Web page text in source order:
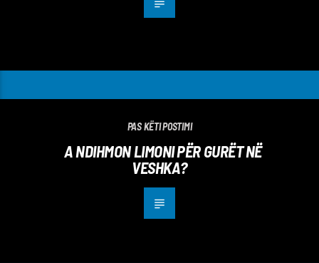
PAS KËTI POSTIMI
A NDIHMON LIMONI PËR GURËT NË
VESHKA?